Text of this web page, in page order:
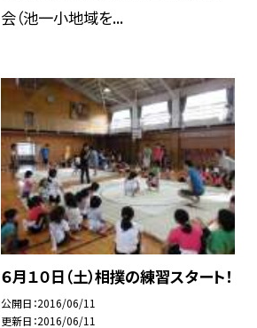
会（池一小地域を...
６月１０日（土）相撲の練習スタート！
公開日 2016/06/11
更新日 2016/06/11